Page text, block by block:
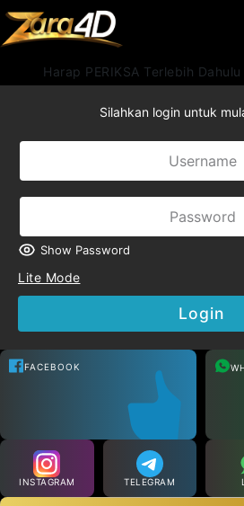
Harap PERIKSA Terlebih
Silahkan login untuk
Show Password
Lite Mode
Login
FACEBOOK
INSTAGRAM TELEGRAM